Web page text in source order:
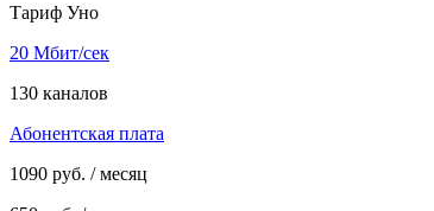
Тариф Уно
20 Мбит/сек
130 каналов
Абонентская плата
1090 руб. / месяц